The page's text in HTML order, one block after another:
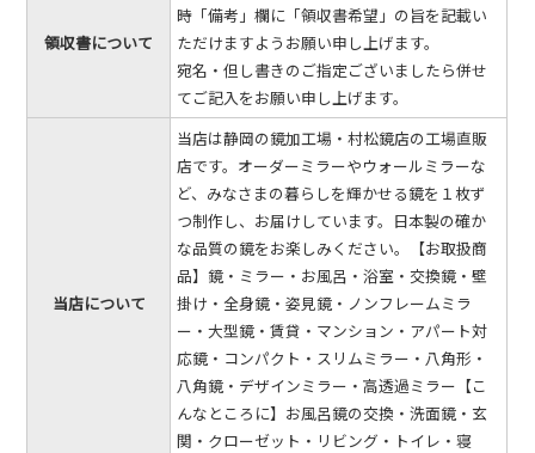
領収書について
時「備考」欄に「領収書希望」の旨を記載い
ただけますようお願い申し上げます。
宛名・但し書きのご指定ございましたら併せ
てご記入をお願い申し上げます。
当店について
当店は静岡の鏡加工場・村松鏡店の工場直販
店です。オーダーミラーやウォールミラーな
ど、みなさまの暮らしを輝かせる鏡を１枚ず
つ制作し、お届けしています。日本製の確か
な品質の鏡をお楽しみください。【お取扱商
品】鏡・ミラー・お風呂・浴室・交換鏡・壁
掛け・全身鏡・姿見鏡・ノンフレームミラ
ー・大型鏡・賃貸・マンション・アパート対
応鏡・コンパクト・スリムミラー・八角形・
八角鏡・デザインミラー・高透過ミラー【こ
んなところに】お風呂鏡の交換・洗面鏡・玄
関・クローゼット・リビング・トイレ・寝